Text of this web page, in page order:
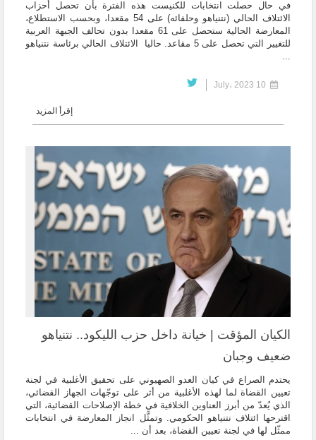
في حال حصلت انتخابات للكنيست هذه الفترة بأن تحصل أحزاب
الائتلاف الحالي (نتنياهو وحلفائه) على 54 مقعدا، وبحسب الاستطلاع،
المعارضة الحالية ستحصل على 61 مقعدا بدون تحالف الجبهة العربية
للتغيير التي تحصل على 5 مقاعد. حاليا الائتلاف الحالي برئاسة نتنياهو
...
إقرأ المزيد
الكيان المؤقت | خيانة داخل حزب الليكود.. نتنياهو
ضعيف وجبان
يحتدم الصراع في كيان العدو الصهيوني على تحقيق الأغلبية في لجنة
تعيين القضاة لما لهذه الأغلبية من أثر على توجّهات الجهاز القضائي،
الذي يُعدّ من أبرز العناوين الخلافية في خطة الإصلاحات القضائية، التي
اقترحها ائتلاف نتنياهو الحكومي. وتمثَّل انجاز المعارضة في انتخابات
ممثّل لها في لجنة تعيين القضاة، بعد أن ...